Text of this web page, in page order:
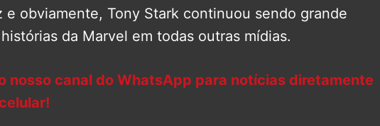
e obviamente, Tony Stark continuou sendo grande
da Marvel em todas outras mídias.
nosso canal do WhatsApp para notícias diretamente